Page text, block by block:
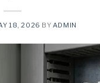
18, 2026 BY ADMIN